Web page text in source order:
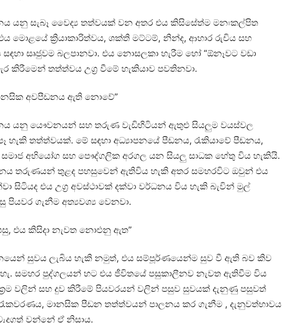
යනු සැබෑ වෛද්‍ය තත්වයක් වන අතර එය කිසිසේත්ම මනඃකල්පිත
මොළයේ ක්‍රියාකාරිත්වය, ශක්ති මට්ටම්, නින්ද, ආහාර රුචිය සහ
සෘජුවම බලපානවා. එය නොසලකා හැරීම හෝ “ඕනෑවට වඩා
කිරීමෙන් තත්ත්වය උග්‍ර වීමේ හැකියාව පවතිනවා.
අවපීඩනය ඇති නොවේ”
යනු යෞවනයන් සහ තරුණ වැඩිහිටියන් ඇතුළු සියලුම වයස්වල
හැකි තත්ත්වයක්. මේ සඳහා අධ්‍යාපනයේ පීඩනය, රැකියාවේ පීඩනය,
අභියෝග සහ පෞද්ගලික අරගල යන සියලු සාධක හේතු විය හැකියි.
තරුණයන් තුළද පහසුවෙන් ඇතිවිය හැකි අතර සමහරවිට ඔවුන් එය
සිටියද එය උග්‍ර අවස්ථාවක් දක්වා වර්ධනය විය හැකි බැවින් මුල්
පියවර ගැනීම අත්‍යවශ්‍ය වෙනවා.
එය කිසිදා නැවත නොඑනු ඇත”
සුවය ලැබිය හැකි නමුත්, එය සම්පූර්ණයෙන්ම සුව වී ඇති බව කිව
සමහර පුද්ගලයන් හට එය ජීවිතයේ පසුකාලීනව නැවත ඇතිවීම විය
ක්‍රම වලින් සහ දුව කිරීමේ පියවරයන් වලින් පසුව සුවයක් දැනුණු පසුවත්
මානසික පීඩන තත්ත්වයන් පාලනය කර ගැනීම , දැනුවත්භාවය
වන්නේ ඒ නිසාය.